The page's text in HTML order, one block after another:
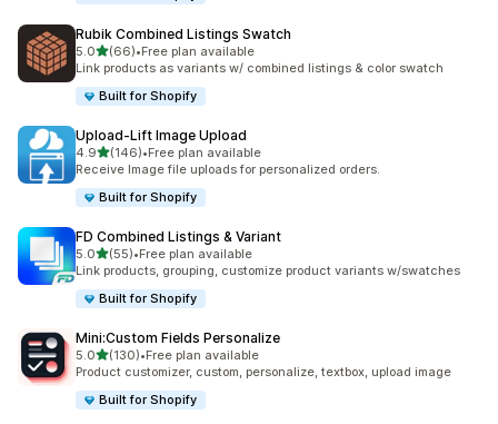
Rubik Combined Listings Swatch
5.0별 5개 중
(66)
총 리뷰 66개
•Free plan available
Link products as variants w/ combined listings & color swatch
Built for Shopify
Upload‑Lift Image Upload
4.9별 5개 중
(146)
총 리뷰 146개
•Free plan available
Receive Image file uploads for personalized orders.
Built for Shopify
FD Combined Listings & Variant
5.0별 5개 중
(55)
총 리뷰 55개
•Free plan available
Link products, grouping, customize product variants w/swatches
Built for Shopify
Mini:Custom Fields Personalize
5.0별 5개 중
(130)
총 리뷰 130개
•Free plan available
Product customizer, custom, personalize, textbox, upload image
Built for Shopify